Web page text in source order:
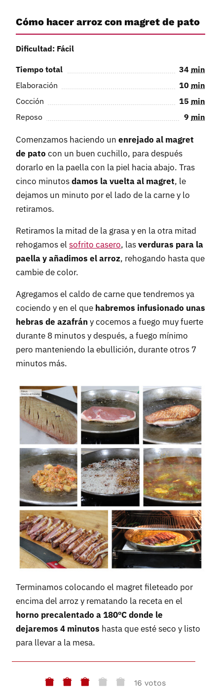
Cómo hacer arroz con magret de pato
Dificultad: Fácil
Tiempo total 34 min
Elaboración
10 min
Cocción
15 min
Reposo
9 min
Comenzamos haciendo un enrejado al magret
de pato con un buen cuchillo, para después
dorarlo en la paella con la piel hacia abajo. Tras
cinco minutosdamos la vuelta al magret, le
dejamos un minuto por el lado de la carne y lo
retiramos.
Retiramos la mitad de la grasa y en la otra mitad
rehogamos el sofrito casero, lasverduras para la
paella y añadimos el arroz, rehogando hasta que
cambie de color.
Agregamos el caldo de carne que tendremos ya
cociendo y en el que habremos infusionado unas
hebras de azafrán y cocemos a fuego muy fuerte
durante 8 minutos y después, a fuego mínimo
pero manteniendo la ebullición, durante otros 7
minutos más.
Terminamos colocando el magret fileteado por
encima del arroz y rematando la receta en el
horno precalentado a 180ºC donde le
dejaremos 4 minutos hasta que esté seco y listo
para llevar a la mesa.
16 votos